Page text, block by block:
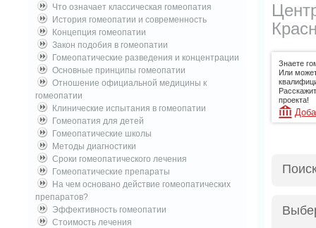
Что означает классическая гомеопатия
История гомеопатии и современность
Концепция гомеопатии
Закон подобия в гомеопатии
Гомеопатические разведения и концентрации
Основные принципы гомеопатии
Отношение официальной медицины к
гомеопатии
Клинические испытания в гомеопатии
Гомеопатия для детей
Гомеопатические школы
Методы диагностики
Сроки гомеопатического лечения
Гомеопатические препараты
На чем основано действие гомеопатических
препаратов?
Эффективность гомеопатии
Стоимость лечения
Знаете
Или
проекта!